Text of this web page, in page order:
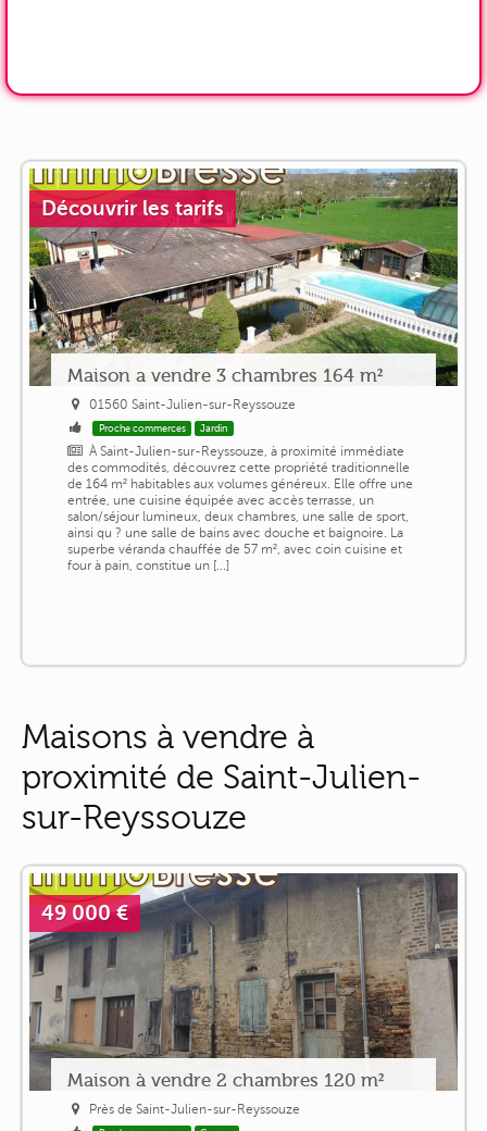
Découvrir les tarifs
Maison a vendre 3 chambres 164 m²
01560 Saint-Julien-sur-Reyssouze
Proche commerces Jardin
À Saint-Julien-sur-Reyssouze, à proximité immédiate
des commodités, découvrez cette propriété traditionnelle
de 164 m² habitables aux volumes généreux. Elle offre une
entrée, une cuisine équipée avec accès terrasse, un
salon/séjour lumineux, deux chambres, une salle de sport,
ainsi qu ? une salle de bains avec douche et baignoire. La
superbe véranda chauffée de 57 m², avec coin cuisine et
four à pain, constitue un [...]
Maisons à vendre à
proximité de Saint-Julien-
sur-Reyssouze
49 000 €
Maison à vendre 2 chambres 120 m²
Près de Saint-Julien-sur-Reyssouze